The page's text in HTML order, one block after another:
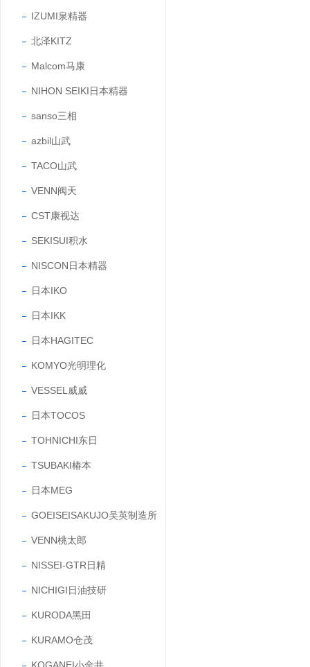
IZUMI泉精器
北泽KITZ
Malcom马康
NIHON SEIKI日本精器
sanso三相
azbil山武
TACO山武
VENN阀天
CST康视达
SEKISUI积水
NISCON日本精器
日本IKO
日本IKK
日本HAGITEC
KOMYO光明理化
VESSEL威威
日本TOCOS
TOHNICHI东日
TSUBAKI椿本
日本MEG
GOEISEISAKUJO吴英制造所
VENN桃太郎
NISSEI-GTR日精
NICHIGI日油技研
KURODA黑田
KURAMO仓茂